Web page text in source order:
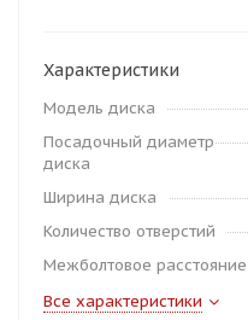
Характеристики
Модель диска
Посадочный диаметр
диска
Ширина диска
Количество отверстий
Межболтовое расстояние
Все характеристики